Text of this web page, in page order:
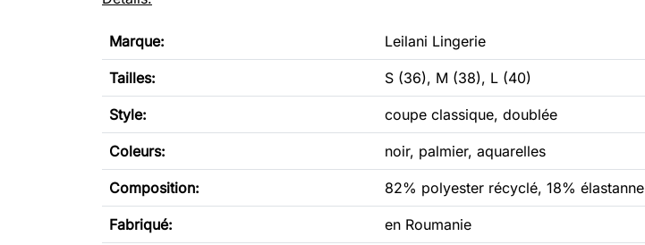
Marque: Leilani Lingerie
Tailles: S (36), M (38), L (40)
Style: coupe classique, doublée
Coleurs: noir, palmier, aquarelles
Composition: 82% polyester récyclé, 18% élastanne
Fabriqué: en Roumanie